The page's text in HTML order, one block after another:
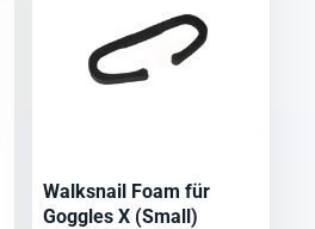
Walksnail Foam für
Goggles X (Small)